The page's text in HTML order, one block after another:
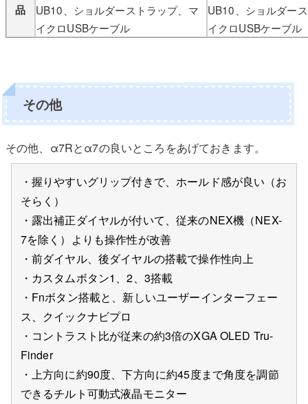
品
UB10、ショルダーストラップ、マ
イクロUSBケーブル
UB10、ショルダー
イクロUSBケーブル
その他
その他、α7Rとα7の良いところをあげておきます。
・握りやすいグリップ付きで、ホールド感が良い（お
そらく）
・露出補正ダイヤルが付いて、従来のNEX機（NEX-
7を除く）よりも操作性が改善
・前ダイヤル、後ダイヤルの搭載で操作性向上
・カスタムボタン1、2、3搭載
・Fnボタン搭載と、新しいユーザーインターフェー
ス、クイックナビプロ
・コントラスト比が従来の約3倍のXGA OLED Tru-
Finder
・上方向に約90度、下方向に約45度まで角度を調節
できるチルト可動式液晶モニター